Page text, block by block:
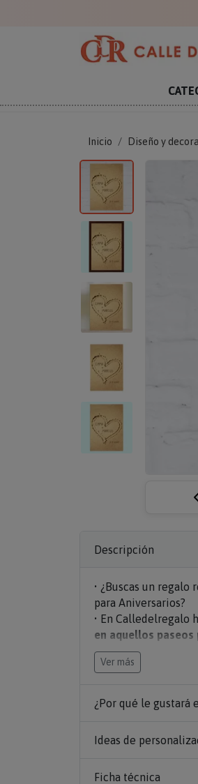
Inicio Diseño y
Descripción
• ¿Buscas un regalo
para Aniversarios?
• En Calledelregalo
en aquellos paseos
•Personaliza
que vuestros
Ver más
¿Por qué le gustará
Ideas de
Ficha técnica